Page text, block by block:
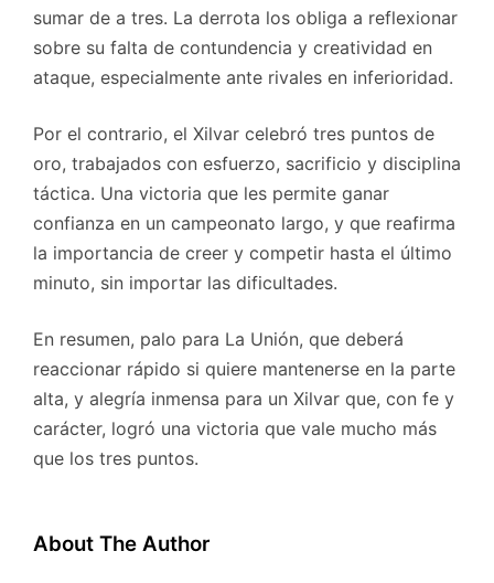
sumar de a tres. La derrota los obliga a reflexionar
sobre su falta de contundencia y creatividad en
ataque, especialmente ante rivales en inferioridad.
Por el contrario, el Xilvar celebró tres puntos de
oro, trabajados con esfuerzo, sacrificio y disciplina
táctica. Una victoria que les permite ganar
confianza en un campeonato largo, y que reafirma
la importancia de creer y competir hasta el último
minuto, sin importar las dificultades.
En resumen, palo para La Unión, que deberá
reaccionar rápido si quiere mantenerse en la parte
alta, y alegría inmensa para un Xilvar que, con fe y
carácter, logró una victoria que vale mucho más
que los tres puntos.
About The Author